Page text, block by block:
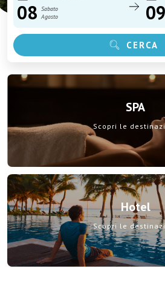
08
Sabato
Agosto
09
CERCA
SPA
Scopri le
Hotel
Scopri le